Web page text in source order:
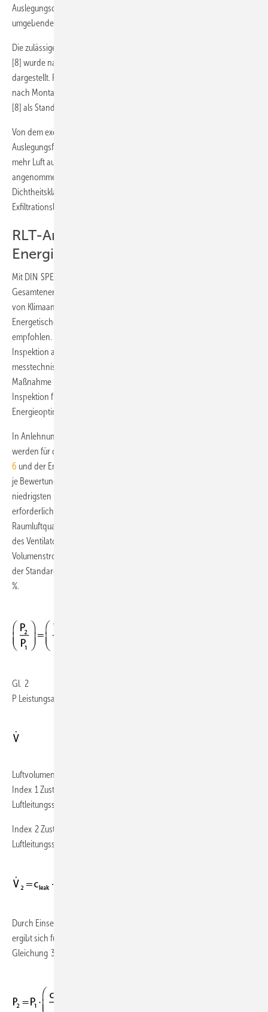
Auslegungsdifferenzdruck in dem Luftleitungsabschnitt zur
umgebenden Luft beträgt 162 Pa.
Die zulässige Undichtheit nach DIN EN 13 779 und DIN EN 16 798-3
[8] wurde nach Gleichung 1 berechnet. Die Ergebnisse sind in
dargestellt. Für den Fall, dass die Undichtheit des Luftleitungssystems
nach Montage nicht durch eine Messung festgestellt wird, empfiehlt
[8] als Standardwert analog zu
Von dem exemplarischen RLT-System muss durch diese Exfiltration im
Auslegungsfall je nach Dichtheitsklasse zwischen 5,4 und 361,9 m
mehr Luft aufbereitet und gefördert werden. Wird für die RLT-Anlage
angenommen, dass sie 3000 h/a in Betrieb ist, ergibt das für die
Dichtheitsklasse B bei konstantem Auslegungsluftvolumenstrom einen
Exfiltrationsluftvolumenstrom von 184 900 m
RLT-Anlagenbetrieb und
Energieeffizienz
Mit DIN SPEC 15 240 [6] „Lüftung von Gebäuden –
Gesamtenergieeffizienz von Gebäuden – Energetische Inspektion
von Klimaanlagen“ wird ein Verfahren für die Durchführung der
Energetischen Inspektion von Klimaanlagen nach § 12 EnEV
empfohlen. Danach wird für das Luftleitungssystem eine „visuelle
Inspektion auf offensichtliche Leckagen“ durchgeführt. Die
messtechnische Überprüfung der Undichtheit ist eine optionale
Maßnahme und in Abhängigkeit des Ergebnisses aus der visuellen
Inspektion für die Ausarbeitung von Vorschlägen zur
Energieoptimierung durchzuführen.
In Anlehnung an DIN EN 15 242 [7] (siehe auch
werden für die Bewertung vier Luftdichtheitsklassen vorgegeben
6 und der Energiekennwert für RLT-Anlagen über einen Leckagefaktor
je Bewertungsklasse korrigiert. In der Standardklasse – der
niedrigsten Klasse – entspricht das einem Zuschlag von 15 % auf den
erforderlichen Luftvolumenstrom zur Aufrechterhaltung der
Raumluftqualität. Mit deutlichen Konsequenzen: Der Energieverbrauch
des Ventilatorsystems erhöht sich entsprechend dem
Volumenstromanteil durch die Undichtheit des Luftleitungssystems in
der Standardklasse näherungsweise nach Gleichung 2 und 3 um 52
%.
Gl. 2
P Leistungsaufnahme des Ventilatorsystems in W
Luftvolumenstrom in m
Index 1 Zustand ohne Berücksichtigung der Undichtheit des
Luftleitungssystems
Index 2 Zustand mit Berücksichtigung der Undichtheit des
Luftleitungssystems
Durch Einsetzen von in Gleichung 2 und anschließende Umformung
ergibt sich für die Leistungsaufnahme des Ventilatorsystems
Gleichung 3: